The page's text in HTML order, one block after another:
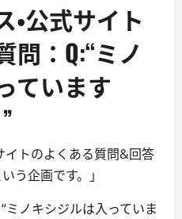
公式サイト
問：Q:“ミノ
ています
イトのよくある質問&回答
う企画です。」
ミノキシジルは入っていま